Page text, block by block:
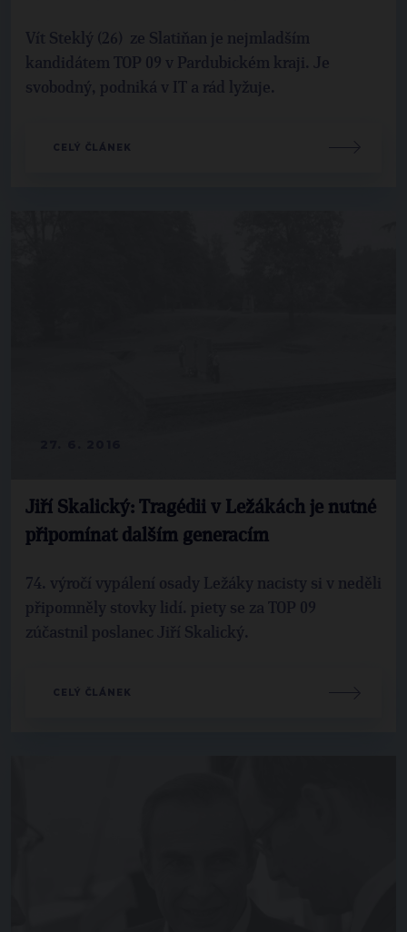
Vít Steklý (26) ze Slatiňan je nejmladším
kandidátem TOP 09 v Pardubickém kraji. Je
svobodný, podniká v IT a rád lyžuje.
CELÝ ČLÁNEK
Jiří Skalický: Tragédii v Ležákách je nutné
připomínat dalším generacím
74. výročí vypálení osady Ležáky nacisty si v neděli
připomněly stovky lidí. piety se za TOP 09
zúčastnil poslanec Jiří Skalický.
CELÝ ČLÁNEK